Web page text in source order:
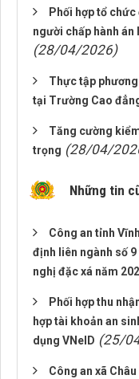
Phối hợp tổ
người chấp hành
(28/04/2026)
Thực tập
tại Trường Cao
Tăng cường
trọng (28/04/
Những tin
Công an tỉnh
định liên ngành số
nghị đặc xá năm
Phối hợp thu
hợp tài khoản an
dụng VNeID (25/
Công an xã